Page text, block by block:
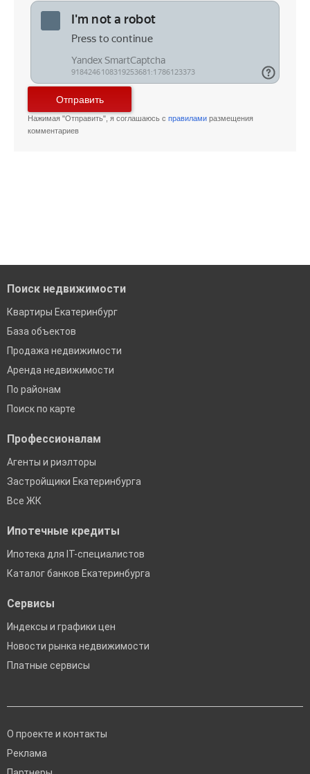
Отправить
Нажимая "Отправить", я соглашаюсь с правилами размещения
комментариев
Поиск недвижимости
Квартиры Екатеринбург
База объектов
Продажа недвижимости
Аренда недвижимости
По районам
Поиск по карте
Профессионалам
Агенты и риэлторы
Застройщики Екатеринбурга
Все ЖК
Ипотечные кредиты
Ипотека для IT-специалистов
Каталог банков Екатеринбурга
Сервисы
Индексы и графики цен
Новости рынка недвижимости
Платные сервисы
О проекте и контакты
Реклама